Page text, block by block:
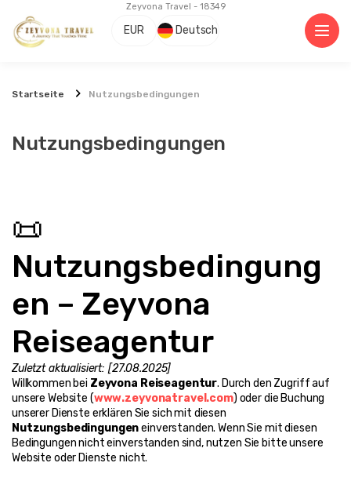
Zeyvona Travel - 18349
EUR Deutsch
Startseite Nutzungsbedingungen
Nutzungsbedingungen
📜
Nutzungsbedingung
en – Zeyvona
Reiseagentur
Zuletzt aktualisiert: [27.08.2025]
Willkommen bei Zeyvona Reiseagentur. Durch den Zugriff auf
unsere Website (www.zeyvonatravel.com) oder die Buchung
Nutzungsbedingungen einverstanden. Wenn Sie mit diesen
Bedingungen nicht einverstanden sind, nutzen Sie bitte unsere
Website oder Dienste nicht.